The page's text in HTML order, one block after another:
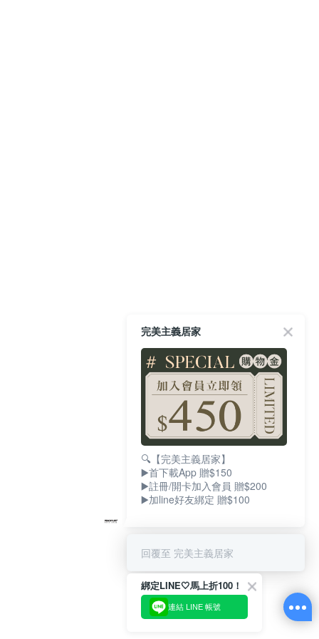
完美主義居家
🔍【完美主義居家】
▶️首下載App 贈$150
▶️註冊/開卡加入會員 贈$200
▶️加line好友綁定 贈$100
回覆至 完美主義居家
綁定LINE🤍馬上折100！
連結 LINE 帳號